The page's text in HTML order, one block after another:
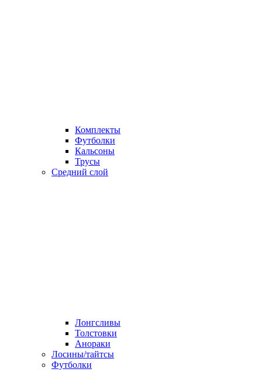
Комплекты
Футболки
Кальсоны
Трусы
Средний слой
Лонгсливы
Толстовки
Анораки
Лосины/тайтсы
Футболки